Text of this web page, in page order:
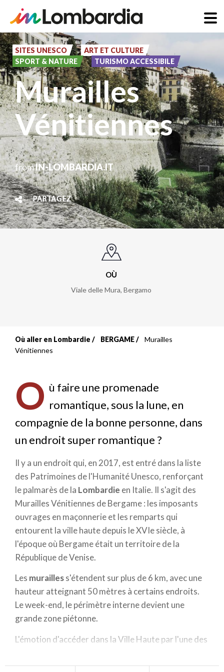
Aller
au
contenu
principal
SITES UNESCO
ART ET CULTURE
SPORT & NATURE
TURISMO ACCESSIBILE
Murailles
Vénitiennes
fromIN-LOMBARDIA.IT
PARTAGEZ
OÙ
Viale delle Mura, Bergamo
Fil
Où aller en Lombardie BERGAME
Murailles
Vénitiennes
O ù faire une promenade
romantique, sous la lune, en
compagnie de la bonne personne, dans
un endroit super romantique ?
Il y a un endroit qui, en 2017, est entré dans la liste
des Patrimoines de l'Humanité Unesco, renforçant
le palmarès de la Lombardie en Italie. Il s'agit des
Murailles Vénitiennes de Bergame : les imposants
ouvrages en maçonnerie et les remparts qui
entourent la ville haute depuis le XVIe siècle, à
l'époque où Bergame était un territoire de la
République de Venise.
Les murailless'étendent sur plus de 6 km, avec une
hauteur atteignant 50 mètres à certains endroits.
Le week-end, le périmètre interne devient une
grande zone piétonne.
L'émotion d'accéder dans la Ville Haute par l'une des
impressionnante est au sud, "Porta San Giacomo".